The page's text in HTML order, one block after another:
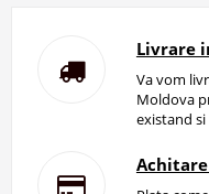
Livrare
Va vom
Moldova
existand